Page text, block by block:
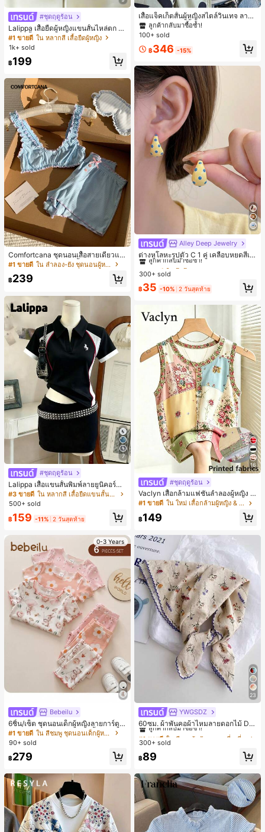
#ชุดฤดูร้อน
Lalippa เสื้อยืดผู้หญิงแขนสั้นไหล่ตก ค
อวีปกเสื้อ ลายพิมพ์ดิจิทัลลายทาง สไตล์
สปอร์ตแฟชั่นมินิมอล ของขวัญสำหรับเ
พื่อน
#1 ขายดี ใน หลากสี เสื้อยืดผู้หญิง
1k+ sold
฿199
Comfortcana ชุดนอนเสื้อสายเดี่ยวแต่
งระบายและกางเกงขาสั้นสำหรับผู้หญิง
#1 ขายดี ใน ลำลอง-ยัง ชุดนอนผู้หญิง
฿239
7
#ชุดฤดูร้อน
Lalippa เสื้อแขนสั้นพิมพ์ลายยูนิคอร์นล
ายทางสีตัดกันสำหรับผู้หญิง สไตล์วิทย
าลัย
#3 ขายดี
ใน หลากสี เสื้อยืดแขนสั้นเนื้อนุ่มสำหรับใส่ทุกวัน
500+ sold
฿159 -11% 2 วันสุดท้าย
0-3 Years
Bebeilu
6ชิ้น/เซ็ต ชุดนอนเด็กผู้หญิงลายการ์ตูน
หมีและดอกไม้ คอกลม แขนสั้น กางเกง
ขาสั้น ขอบระบาย สวมใส่สบาย
#1 ขายดี
ใน สีชมพู ชุดนอนเด็กผู้หญิง
90+ sold
฿279
เสื้อแจ็คเก็ตสั้นผู้หญิงสไตล์วินเทจ ลายจุ
ดขนาดใหญ่ คอตั้ง เอวเข้ารูป แขนพอง
ทรงหลวม แฟชั่นอเนกประสงค์ สำหรับใ
ลูกค้ากลับมาซื้อซ้ำ!
#1 ขายดี ใน กระเป๋า เสื้อคลุมลำลอง
ลูกค้ากลับมาซื้อซ้ำ!
#1 ขายดี ใน กระเป๋า เสื้อคลุมลำลอง
ลูกค้ากลับมาซื้อซ้ำ!
#1 ขายดี ใน กระเป๋า เสื้อคลุมลำลอง
ลูกค้ากลับมาซื้อซ้ำ!
100+ sold
฿346 -15%
Alley Deep Jewelry
ต่างหูโลหะรูปตัว C 1 คู่ เคลือบหยดสีเห
ลือง ลายจุดสีน้ำเงิน สไตล์ยุโรปและอเม
ริกัน แฟชั่นส่วนตัว หวานและสง่างาม
สำหรับผู้หญิงและเด็กหญิง สำหรับการเ
ดินทาง งานแต่งงาน ปาร์ตี้ วันเกิด ของ
#1 ขายดี ใน โบโฮ ต่างหูผู้หญิง
ลูกค้ากลับมาซื้อซ้ำ!
#1 ขายดี ใน โบโฮ ต่างหูผู้หญิง
ลูกค้ากลับมาซื้อซ้ำ!
#1 ขายดี ใน โบโฮ ต่างหูผู้หญิง
ลูกค้ากลับมาซื้อซ้ำ!
#1 ขายดี ใน โบโฮ ต่างหูผู้หญิง
300+ sold
฿35 -10% 2 วันสุดท้าย
16
#ชุดฤดูร้อน
Vaclyn เสื้อกล้ามแฟชั่นลำลองผู้หญิง ล
ายแพตช์เวิร์ก แขนกุด คอกลม ติดกระดุ
#1 ขายดี ใน ใหม่ เสื้อกล้ามผู้หญิง & Camis
฿149
23
YWGSDZ
60ซม. ผ้าพันคอผ้าไหมลายดอกไม้ Dit
sy สีเบจ, เครื่องประดับใหม่สำหรับผู้หญิ
งฤดูใบไม้ผลิ/ฤดูใบไม้ร่วง, ผ้าพันคอผืน
#1 ขายดี
ลูกค้ากลับมาซื้อซ้ำ!
#1 ขายดี
ลูกค้ากลับมาซื้อซ้ำ!
#1 ขายดี
ลูกค้ากลับมาซื้อซ้ำ!
#1 ขายดี
ใน สีเบจ ผ้าพันคอทรงสี่เหลี่ยมและผ้าพันคอสำหรับผู้
300+ sold
฿89